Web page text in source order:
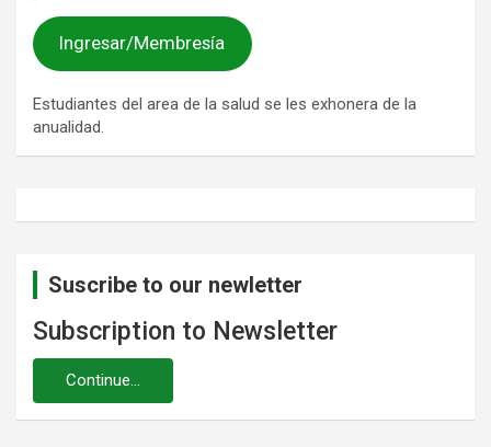
Ingresar/Membresía
Estudiantes del area de la salud se les exhonera de la
anualidad.
Suscribe to our newletter
Subscription to Newsletter